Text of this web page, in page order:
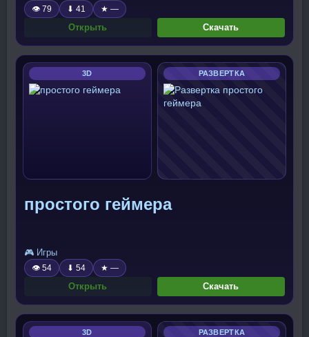
👁 79 ⬇ 41 ★ —
Открыть Скачать
3D РАЗВЕРТКА
простого геймера
🎮 Игры
👁 54 ⬇ 54 ★ —
Открыть Скачать
3D РАЗВЕРТКА